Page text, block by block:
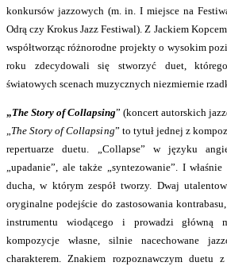
konkursów jazzowych (m. in. I miejsce na
Odrą czy Krokus Jazz Festiwal). Z Jackiem
współtworząc różnorodne projekty o wysokim
roku zdecydowali się stworzyć duet,
światowych scenach muzycznych niezmiernie
„The Story of Collapsing” (koncert autorskich
„The Story of Collapsing” to tytuł jednej z
repertuarze duetu. „Collapse” w języku
„upadanie”, ale także „syntezowanie”. I
ducha, w którym zespół tworzy. Dwaj
oryginalne podejście do zastosowania
instrumentu wiodącego i prowadzi główną
kompozycje własne, silnie nacechowane
charakterem. Znakiem rozpoznawczym duetu